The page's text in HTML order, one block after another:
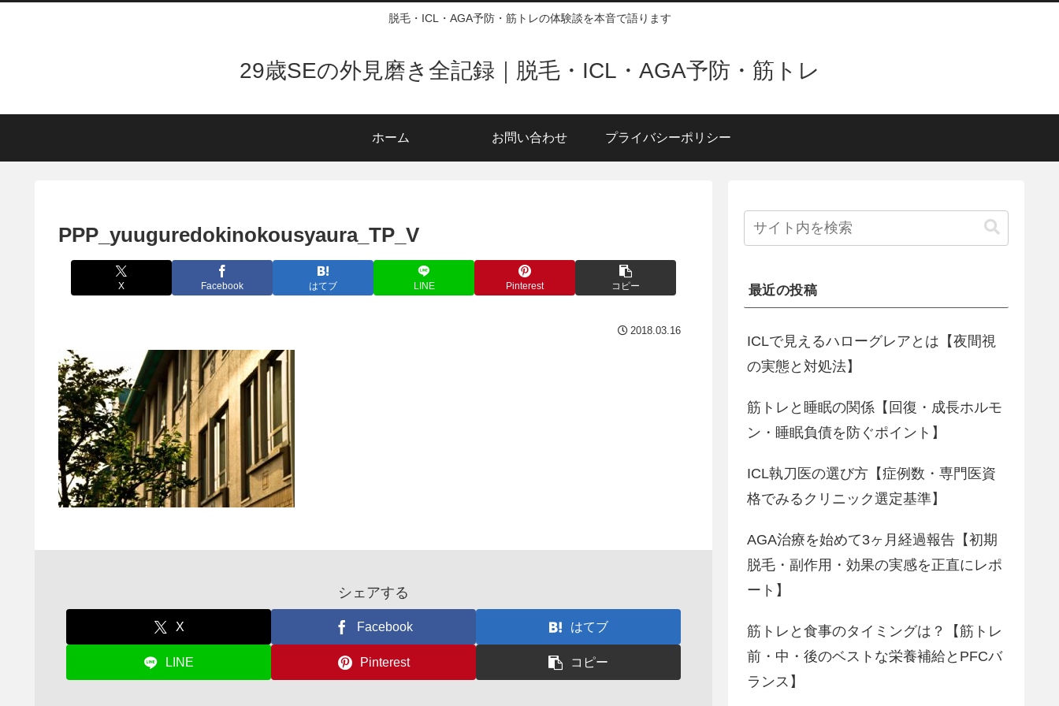
脱毛・ICL・AGA予防・筋トレの体験談を本音で語ります
29歳SEの外見磨き全記録｜脱毛・ICL・AGA予防・筋トレ
ホーム お問い合わせ プライバシーポリシー
PPP_yuuguredokinokousyaura_TP_V
X Facebook はてブ LINE Pinterest コピー
2018.03.16
シェアする
X Facebook はてブ
LINE Pinterest コピー
最近の投稿
ICLで見えるハローグレアとは【夜間視
の実態と対処法】
筋トレと睡眠の関係【回復・成長ホルモ
ン・睡眠負債を防ぐポイント】
ICL執刀医の選び方【症例数・専門医資
格でみるクリニック選定基準】
AGA治療を始めて3ヶ月経過報告【初期
脱毛・副作用・効果の実感を正直にレポ
ート】
筋トレと食事のタイミングは？【筋トレ
前・中・後のベストな栄養補給とPFCバ
ランス】